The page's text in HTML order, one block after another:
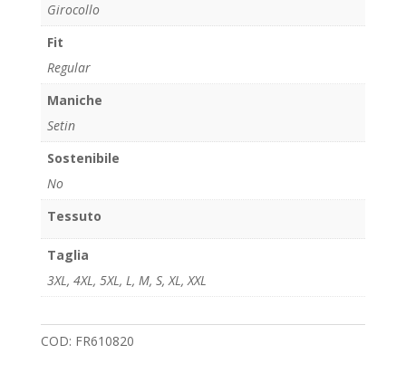
Girocollo
Fit
Regular
Maniche
Setin
Sostenibile
No
Tessuto
Taglia
3XL, 4XL, 5XL, L, M, S,XL,XXL
COD: FR610820